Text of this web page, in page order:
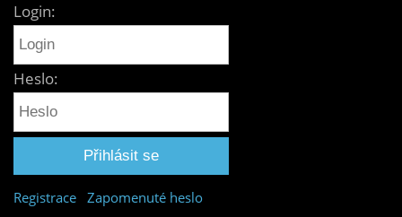
Login:
Heslo:
Registrace Zapomenuté heslo